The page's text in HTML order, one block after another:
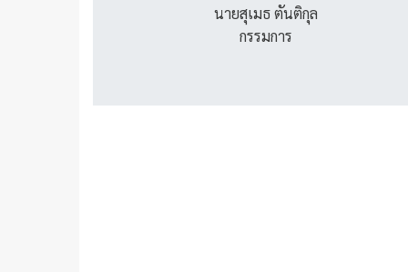
นายสุเมธ ตันติกุล
กรรมการ